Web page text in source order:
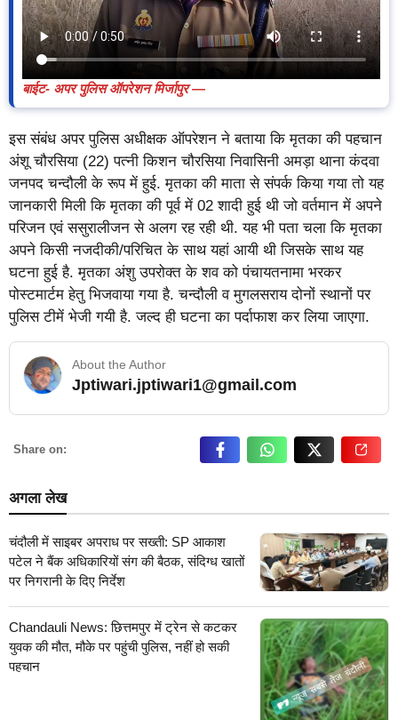
बाईट- अपर पुलिस ऑपरेशन मिर्जापुर —
इस संबंध अपर पुलिस अधीक्षक ऑपरेशन ने बताया कि मृतका की पहचान
अंशू चौरसिया (22) पत्नी किशन चौरसिया निवासिनी अमड़ा थाना कंदवा
जनपद चन्दौली के रूप में हुई. मृतका की माता से संपर्क किया गया तो यह
जानकारी मिली कि मृतका की पूर्व में 02 शादी हुई थी जो वर्तमान में अपने
परिजन एवं ससुरालीजन से अलग रह रही थी. यह भी पता चला कि मृतका
अपने किसी नजदीकी/परिचित के साथ यहां आयी थी जिसके साथ यह
घटना हुई है. मृतका अंशु उपरोक्त के शव को पंचायतनामा भरकर
पोस्टमार्टम हेतु भिजवाया गया है. चन्दौली व मुगलसराय दोनों स्थानों पर
पुलिस टीमें भेजी गयी है. जल्द ही घटना का पर्दाफाश कर लिया जाएगा.
About the Author
Jptiwari.jptiwari1@gmail.com… Read More
Share on:
अगला लेख
चंदौली में साइबर अपराध पर सख्ती: SP आकाश
पटेल ने बैंक अधिकारियों संग की बैठक, संदिग्ध खातों
पर निगरानी के दिए निर्देश
Chandauli News: छित्तमपुर में ट्रेन से कटकर
युवक की मौत, मौके पर पहुंची पुलिस, नहीं हो सकी
पहचान